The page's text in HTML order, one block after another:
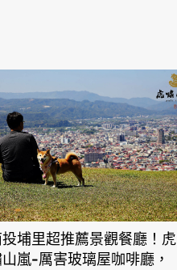
投埔里超推薦景觀餐廳！虎
嵐-厲害玻璃屋咖啡廳，